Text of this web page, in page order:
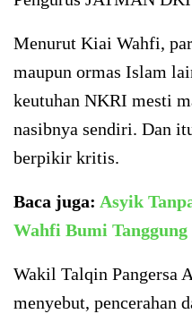
Menurut Kiai Wahfi,
maupun ormas Islam
keutuhan NKRI mesti
nasibnya sendiri. Dan
berpikir kritis.
Baca juga: Asyik
Wahfi Bumi
Wakil Talqin Pangersa
menyebut, pencerahan